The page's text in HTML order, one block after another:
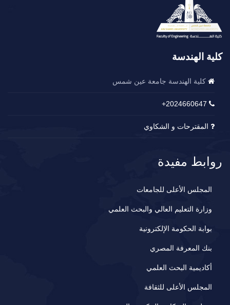
كلية الهندسة
كلية الهندسة جامعة عين شمس
2024660647+
المقترحات و الشكاوي
روابط مفيدة
المجلس الأعلى للجامعات
وزارة التعليم العالي والبحث العلمي
بوابة الحكومة الإلكترونية
بنك المعرفة المصري
أكاديمية البحث العلمي
المجلس الأعلى للثقافة